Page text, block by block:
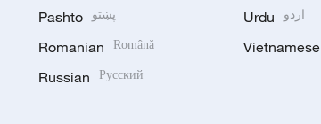
Pashto پښتو
Romanian Română
Russian Русский
Urdu اردو
Vietnamese